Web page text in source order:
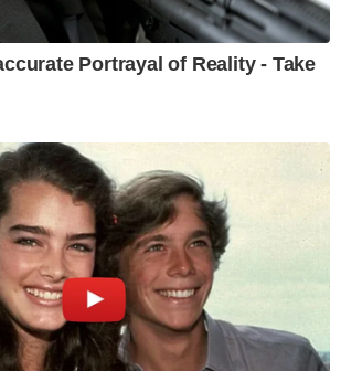
Portrayal of Reality - Take